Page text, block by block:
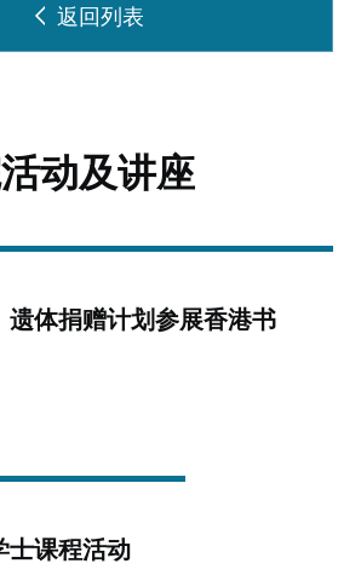
返回列表
动及讲座
遗体捐赠计划参展香港书
士课程活动